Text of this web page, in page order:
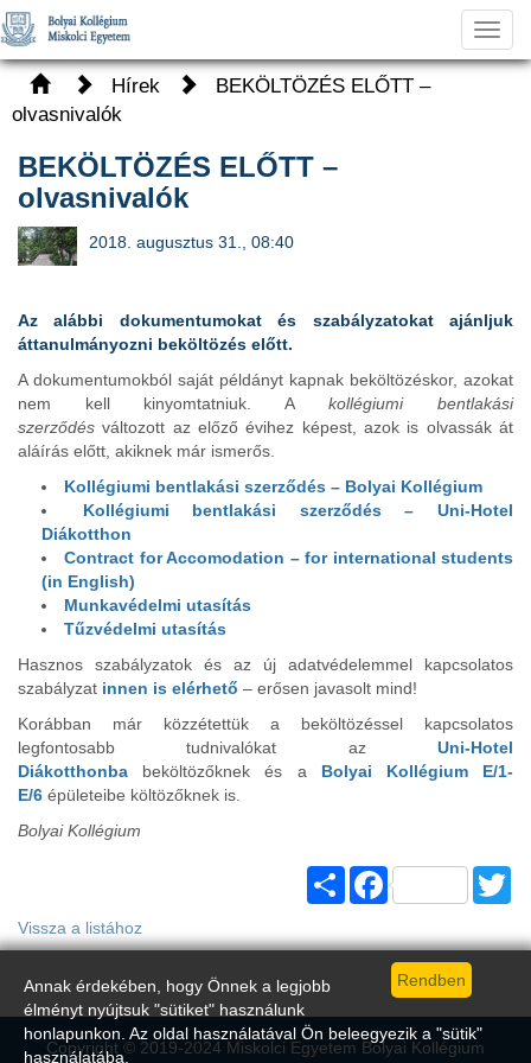
Annak érdekében, hogy Önnek a legjobb
élményt nyújtsuk "sütiket" használunk
honlapunkon. Az oldal használatával Ön beleegyezik a "sütik"
használatába.
Hírek
BEKÖLTÖZÉS ELŐTT –
olvasnivalók
BEKÖLTÖZÉS ELŐTT –
olvasnivalók
2018. augusztus 31., 08:40
Az alábbi dokumentumokat és szabályzatokat ajánljuk
áttanulmányozni beköltözés előtt.
A dokumentumokból saját példányt kapnak beköltözéskor, azokat
nem kell kinyomtatniuk. Akollégiumi bentlakási
szerződés változott az előző évihez képest, azok is olvassák át
aláírás előtt, akiknek már ismerős.
Kollégiumi bentlakási szerződés – Bolyai Kollégium
Kollégiumi bentlakási szerződés – Uni-Hotel
Diákotthon
Contract for Accomodation – for international students
(in English)
Munkavédelmi utasítás
Tűzvédelmi utasítás
Hasznos szabályzatok és az új adatvédelemmel kapcsolatos
szabályzat innen is elérhető – erősen javasolt mind!
Korábban már közzétettük a beköltözéssel kapcsolatos
legfontosabb tudnivalókat az Uni-Hotel
Diákotthonba beköltözőknek és a Bolyai Kollégium E/1-
E/6 épületeibe költözőknek is.
Bolyai Kollégium
Share Facebook
Vissza a listához
Copyright © 2019-2024 Miskolci Egyetem Bolyai Kollégium